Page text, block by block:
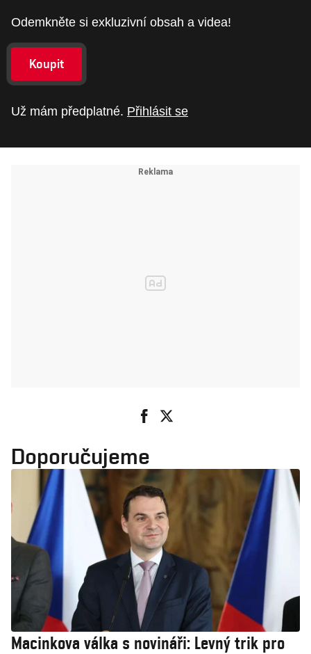
Odemkněte si exkluzivní obsah a videa!
Koupit
Už mám předplatné. Přihlásit se
Doporučujeme
Macinkova válka s novináři: Levný trik pro